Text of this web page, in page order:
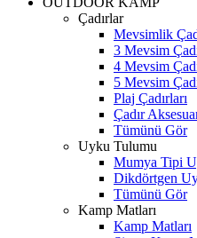
Çadırlar
Mevsimlik
3 Mevsim
4 Mevsim
5 Mevsim
Plaj Çadırları
Çadır
Tümünü Gör
Uyku Tulumu
Mumya Tipi
Dikdörtgen
Tümünü Gör
Kamp Matları
Kamp Matları